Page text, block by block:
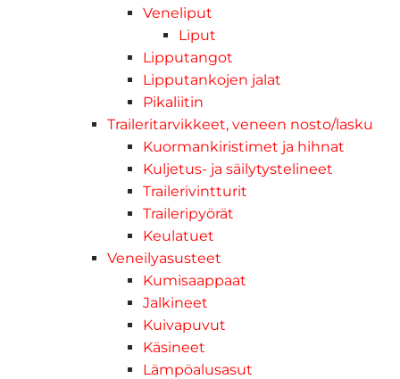
Veneliput
Liput
Lipputangot
Lipputankojen jalat
Pikaliitin
Traileritarvikkeet, veneen nosto/lasku
Kuormankiristimet ja hihnat
Kuljetus- ja säilytystelineet
Trailerivintturit
Traileripyörät
Keulatuet
Veneilyasusteet
Kumisaappaat
Jalkineet
Kuivapuvut
Käsineet
Lämpöalusasut